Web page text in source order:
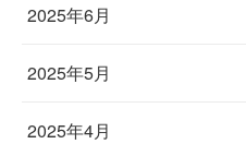
2025年6月
2025年5月
2025年4月